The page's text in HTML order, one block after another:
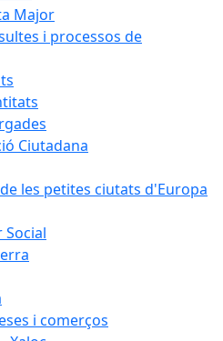
Major
i processos de
Ciutadana
les petites ciutats d'Europa
Social
i comerços